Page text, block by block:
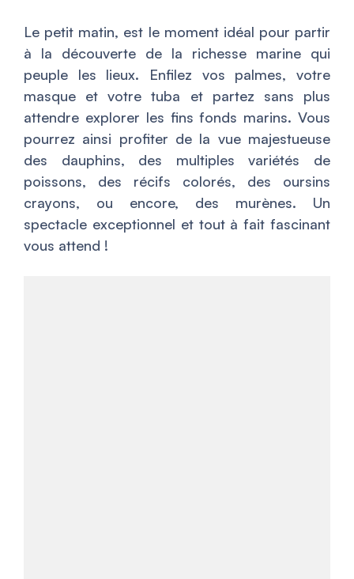
Le petit matin, est le moment idéal pour partir
à la découverte de la richesse marine qui
peuple les lieux. Enfilez vos palmes, votre
masque et votre tuba et partez sans plus
attendre explorer les fins fonds marins. Vous
pourrez ainsi profiter de la vue majestueuse
des dauphins, des multiples variétés de
poissons, des récifs colorés, des oursins
crayons, ou encore, des murènes. Un
spectacle exceptionnel et tout à fait fascinant
vous attend !